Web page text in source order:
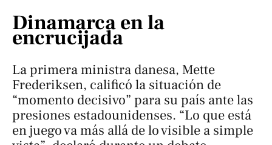
Dinamarca en la
encrucijada
La primera ministra danesa, Mette
Frederiksen, calificó la situación de
“momento decisivo” para su país ante las
presiones estadounidenses. “Lo que está
en juego va más allá de lo visible a simple